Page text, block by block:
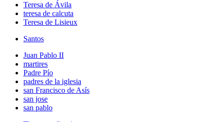
Teresa de Ávila
teresa de calcuta
Teresa de Lisieux
Santos
Juan Pablo II
martires
Padre Pío
padres de la iglesia
san Francisco de Asís
san jose
san pablo